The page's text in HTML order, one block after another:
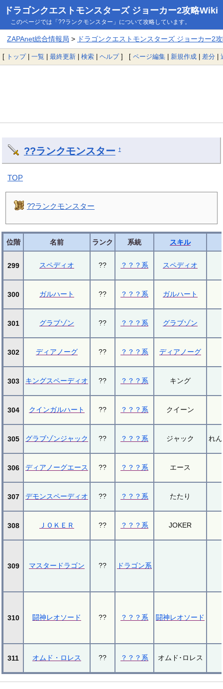
ドラゴンクエストモンスターズ ジョーカー2攻略Wiki
このページでは「??ランクモンスター」について攻略しています。
ZAPAnet総合情報局 > ドラゴンクエストモンスターズ ジョーカー2
[ トップ| 一覧 | 最終更新 | 検索 | ヘルプ] [ ページ編集 | 新規作成 | 差分 |
??ランクモンスター †
TOP
??ランクモンスター
位階 名前 ランク 系統 スキル
299 スペディオ ?? ？？？系 スペディオ
300 ガルハート ?? ？？？系 ガルハート
301 グラブゾン ?? ？？？系 グラブゾン
302 ディアノーグ ?? ？？？系 ディアノーグ
303 キングスペーディオ ?? ？？？系 キング
304 クインガルハート ?? ？？？系 クイーン
305 グラブゾンジャック ?? ？？？系 ジャック れ
306 ディアノーグエース ?? ？？？系 エース
307 デモンスペーディオ ?? ？？？系 たたり
308 ＪＯＫＥＲ ?? ？？？系 JOKER
309 マスタードラゴン ?? ドラゴン系
310 闘神レオソード ?? ？？？系 闘神レオソード
311 オムド・ロレス ?? ？？？系 オムド･ロレス